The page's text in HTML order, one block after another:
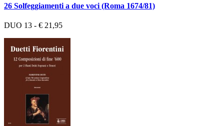
26 Solfeggiamenti a due voci (Roma 1674/81)
DUO 13 - € 21,95